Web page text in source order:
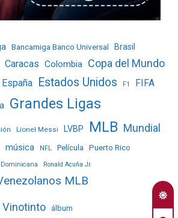
Bancamiga Banco Universal Brasil
Caracas Colombia Copa del Mundo
España Estados Unidos F1 FIFA
Grandes Ligas
Lionel Messi LVBP MLB Mundial
música NFL Película Puerto Rico
Ronald Acuña Jr.
MLB
Vinotinto álbum